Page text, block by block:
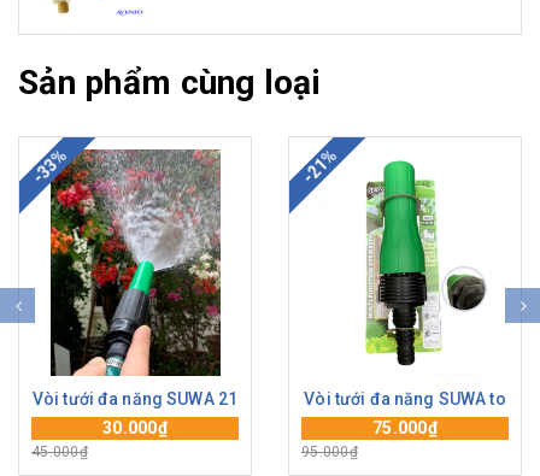
Sản phẩm cùng loại
-33%
Vòi tưới đa năng SUWA 21
30.000₫
45.000₫
-21%
Vòi tưới đa năng SUWA to
75.000₫
95.000₫